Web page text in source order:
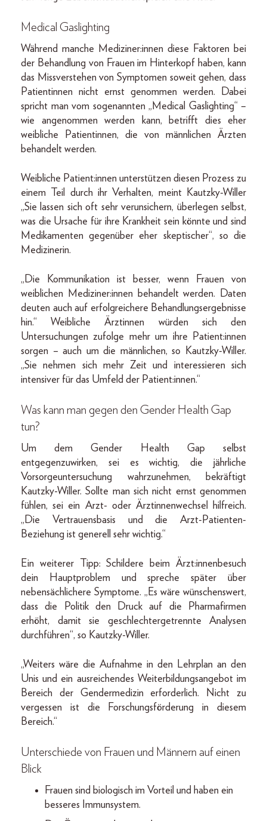
Medical Gaslighting
Während manche Mediziner:innen diese Faktoren bei
der Behandlung von Frauen im Hinterkopf haben, kann
das Missverstehen von Symptomen soweit gehen, dass
Patientinnen nicht ernst genommen werden. Dabei
spricht man vom sogenannten „Medical Gaslighting“ –
wie angenommen werden kann, betrifft dies eher
weibliche Patientinnen, die von männlichen Ärzten
behandelt werden.
Weibliche Patient:innen unterstützen diesen Prozess zu
einem Teil durch ihr Verhalten, meint Kautzky-Willer
„Sie lassen sich oft sehr verunsichern, überlegen selbst,
was die Ursache für ihre Krankheit sein könnte und sind
Medikamenten gegenüber eher skeptischer“, so die
Medizinerin.
„Die Kommunikation ist besser, wenn Frauen von
weiblichen Mediziner:innen behandelt werden. Daten
deuten auch auf erfolgreichere Behandlungsergebnisse
hin.“ Weibliche Ärztinnen würden sich den
Untersuchungen zufolge mehr um ihre Patient:innen
sorgen – auch um die männlichen, so Kautzky-Willer.
„Sie nehmen sich mehr Zeit und interessieren sich
intensiver für das Umfeld der Patient:innen.“
Was kann man gegen den Gender Health Gap
tun?
Um dem Gender Health Gap selbst
entgegenzuwirken, sei es wichtig, die jährliche
Vorsorgeuntersuchung wahrzunehmen, bekräftigt
Kautzky-Willer. Sollte man sich nicht ernst genommen
fühlen, sei ein Arzt- oder Ärztinnenwechsel hilfreich.
„Die Vertrauensbasis und die Arzt-Patienten-
Beziehung ist generell sehr wichtig.“
Ein weiterer Tipp: Schildere beim Ärzt:innenbesuch
dein Hauptproblem und spreche später über
nebensächlichere Symptome. „Es wäre wünschenswert,
dass die Politik den Druck auf die Pharmafirmen
erhöht, damit sie geschlechtergetrennte Analysen
durchführen“, so Kautzky-Willer.
„Weiters wäre die Aufnahme in den Lehrplan an den
Unis und ein ausreichendes Weiterbildungsangebot im
Bereich der Gendermedizin erforderlich. Nicht zu
vergessen ist die Forschungsförderung in diesem
Bereich.“
Unterschiede von Frauen und Männern auf einen
Blick
Frauen sind biologisch im Vorteil und haben ein
besseres Immunsystem.